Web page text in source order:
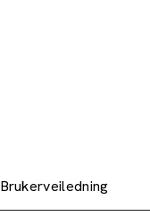
Brukerveiledning